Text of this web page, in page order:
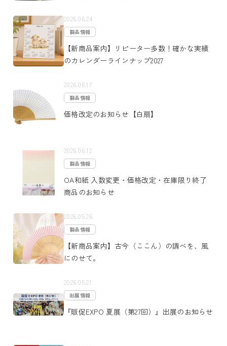
2026.06.24
製品情報
【新商品案内】リピーター多数！確かな実績
のカレンダーラインナップ2027
2026.06.17
製品情報
価格改定のお知らせ【白扇】
2026.06.12
製品情報
OA和紙 入数変更・価格改定・在庫限り終了
商品のお知らせ
2026.05.26
製品情報
【新商品案内】古今（ここん）の調べを、風
にのせて。
2026.05.21
出展情報
『販促EXPO 夏展（第27回）』出展のお知らせ